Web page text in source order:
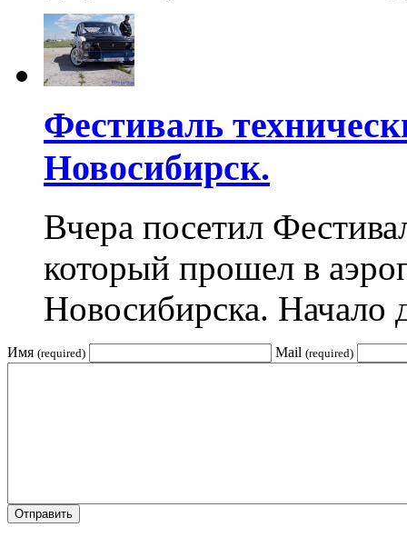
Фестиваль
Новосибирск.
Вчера посетил
который прошел в
Новосибирска. Начало
Имя (required) Mail (required)